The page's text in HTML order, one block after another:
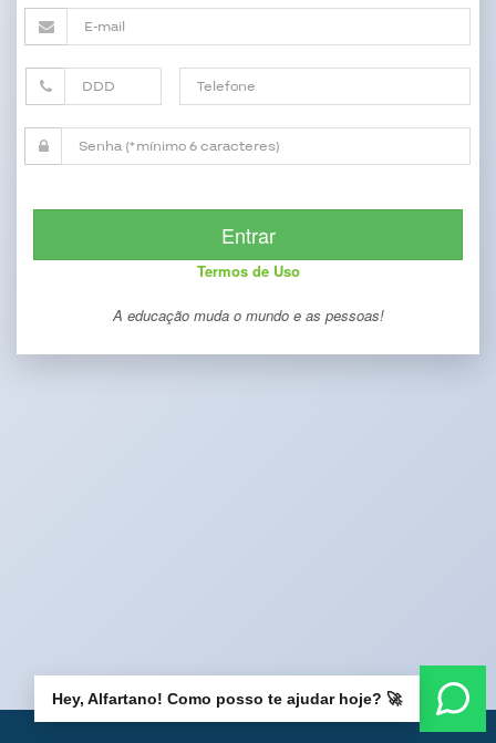
Termos de Uso
A educação muda o mundo e as pessoas!
Hey, Alfartano! Como posso te ajudar hoje? 🚀